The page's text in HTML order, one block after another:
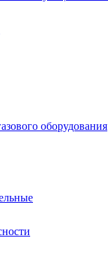
оборудования